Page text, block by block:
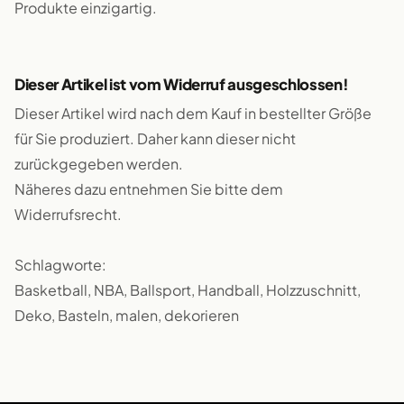
Produkte einzigartig.
Dieser Artikel ist vom Widerruf ausgeschlossen!
Dieser Artikel wird nach dem Kauf in bestellter Größe
für Sie produziert. Daher kann dieser nicht
zurückgegeben werden.
Näheres dazu entnehmen Sie bitte dem
Widerrufsrecht.
Schlagworte:
Basketball, NBA, Ballsport, Handball, Holzzuschnitt,
Deko, Basteln, malen, dekorieren